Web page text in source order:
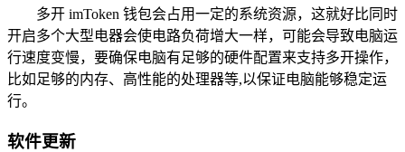
多开 imToken 钱包会占用一定的系统资源，这就好比同时
开启多个大型电器会使电路负荷增大一样，可能会导致电脑运
行速度变慢，要确保电脑有足够的硬件配置来支持多开操作，
比如足够的内存、高性能的处理器等,以保证电脑能够稳定运
行。
软件更新